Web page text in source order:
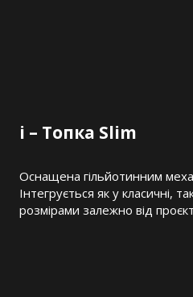
i – Топка Slim
Оснащена гільйотинним
Інтегрується як у класичні,
розмірами залежно від